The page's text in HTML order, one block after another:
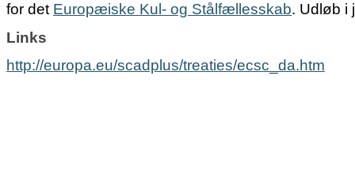
for det Europæiske Kul- og Stålfællesskab. Udløb i
Links
http://europa.eu/scadplus/treaties/ecsc_da.htm